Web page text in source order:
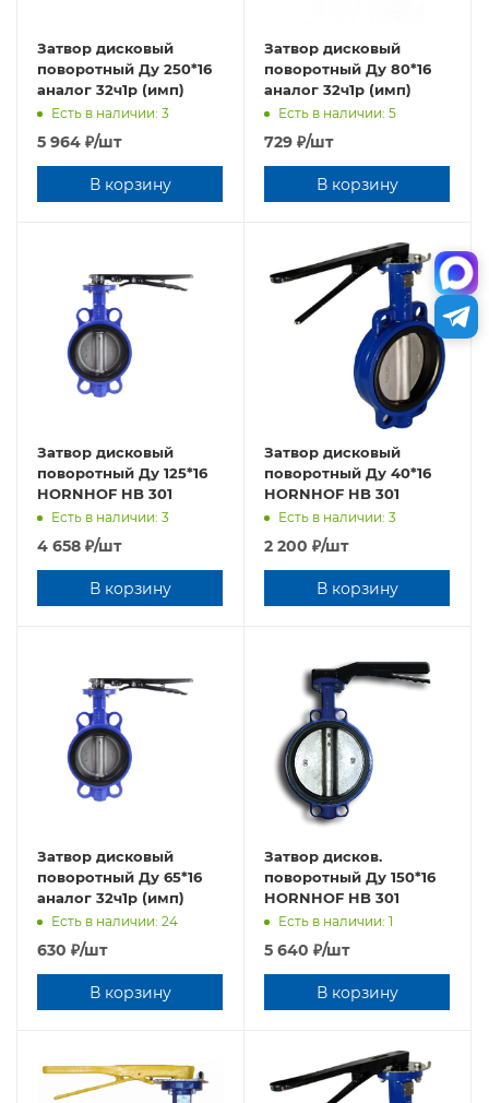
Затвор дисковый
поворотный Ду 250*16
аналог 32ч1р (имп)
Есть в наличии: 3
5 964 ₽/шт
В корзину
Затвор дисковый
поворотный Ду 80*16
аналог 32ч1р (имп)
Есть в наличии: 5
729 ₽/шт
В корзину
Затвор дисковый
поворотный Ду 125*16
HORNHOF HB 301
Есть в наличии: 3
4 658 ₽/шт
В корзину
Затвор дисковый
поворотный Ду 40*16
HORNHOF HB 301
Есть в наличии: 3
2 200 ₽/шт
В корзину
Затвор дисковый
поворотный Ду 65*16
аналог 32ч1р (имп)
Есть в наличии: 24
630 ₽/шт
В корзину
Затвор дисков.
поворотный Ду 150*16
HORNHOF HB 301
Есть в наличии: 1
5 640 ₽/шт
В корзину